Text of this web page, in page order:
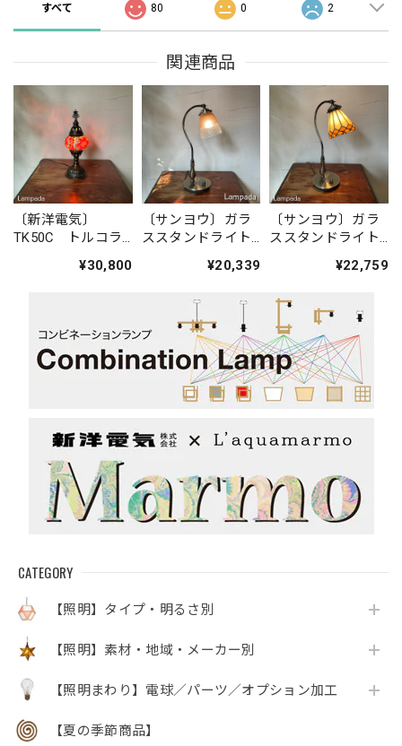
CATEGORY
【照明】タイプ・明るさ別
【照明】素材・地域・メーカー別
【照明まわり】電球／パーツ／オプション加工
【夏の季節商品】
すべて 80 0 2
関連商品
〔新洋電気〕
TK50C トルコラ
イト（オレンジ
¥30,800
〔サンヨウ〕ガラ
ススタンドライト
¥20,339
〔サンヨウ〕ガラ
ススタンドライト
¥22,759